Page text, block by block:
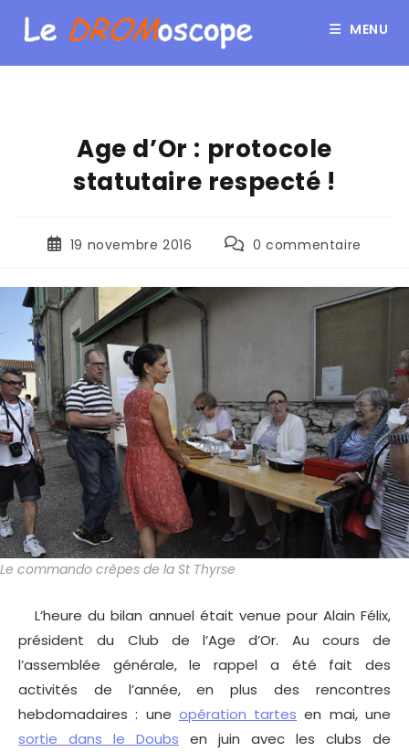
MENU
Age d’Or : protocole
statutaire respecté !
19 novembre 2016 0 commentaire
Le commando crêpes de la St Thyrse
L’heure du bilan annuel était venue pour Alain Félix,
président du Club de l’Age d’Or. Au cours de
l’assemblée générale, le rappel a été fait des
activités de l’année, en plus des rencontres
hebdomadaires : une opération tartes en mai, une
sortie dans le Doubs en juin avec les clubs de